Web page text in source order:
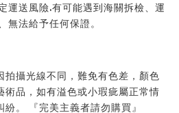
運送風險.有可能遇到海關拆檢、運
無法給予任何保證。
拍攝光線不同，難免有色差，顏色
術品，如有溢色或小瑕疵屬正常情
。 『完美主義者請勿購買』